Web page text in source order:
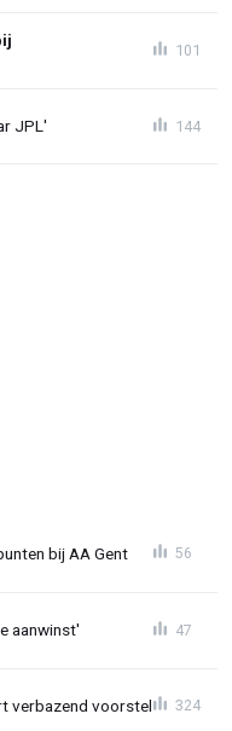
101
JPL' 144
bij AA Gent 56
aanwinst' 47
verbazend voorstel 324